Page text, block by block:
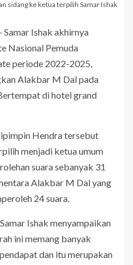
sidang ke ketua terpilih Samar Ishak
Samar Ishak akhirnya
Nasional Pemuda
periode 2022-2025,
Alakbar M Dal pada
di hotel grand
Hendra tersebut
menjadi ketua umum
suara sebanyak 31
Alakbar M Dal yang
24 suara.
Ishak menyampaikan
ini memang banyak
dan itu merupakan